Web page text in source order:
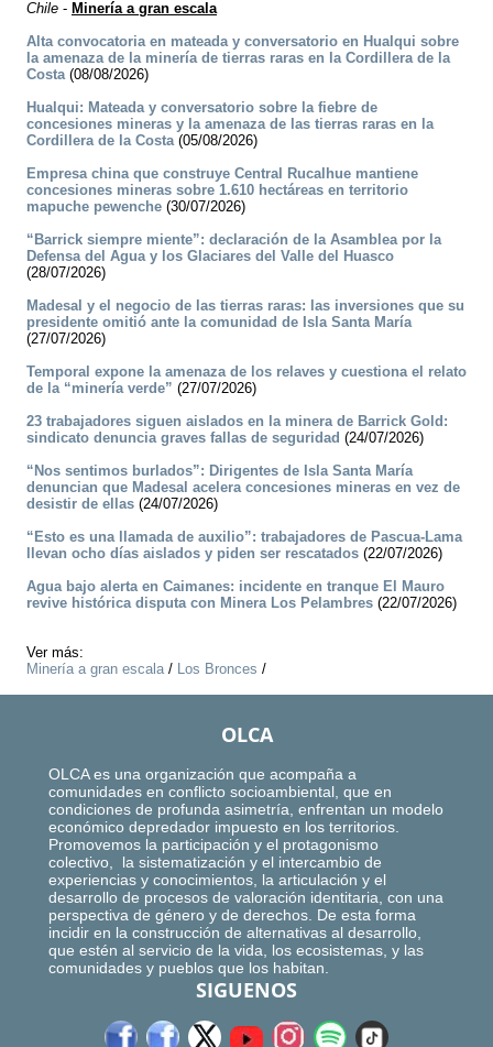
Chile - Minería a gran escala
Alta convocatoria en mateada y conversatorio en Hualqui sobre
la amenaza de la minería de tierras raras en la Cordillera de la
Costa(08/08/2026)
Hualqui: Mateada y conversatorio sobre la fiebre de
concesiones mineras y la amenaza de las tierras raras en la
Cordillera de la Costa(05/08/2026)
Empresa china que construye Central Rucalhue mantiene
concesiones mineras sobre 1.610 hectáreas en territorio
mapuche pewenche (30/07/2026)
“Barrick siempre miente”: declaración de la Asamblea por la
Defensa del Agua y los Glaciares del Valle del Huasco
(28/07/2026)
Madesal y el negocio de las tierras raras: las inversiones que su
presidente omitió ante la comunidad de Isla Santa María
(27/07/2026)
Temporal expone la amenaza de los relaves y cuestiona el relato
de la “minería verde” (27/07/2026)
23 trabajadores siguen aislados en la minera de Barrick Gold:
sindicato denuncia graves fallas de seguridad (24/07/2026)
“Nos sentimos burlados”: Dirigentes de Isla Santa María
denuncian que Madesal acelera concesiones mineras en vez de
desistir de ellas (24/07/2026)
“Esto es una llamada de auxilio”: trabajadores de Pascua-Lama
llevan ocho días aislados y piden ser rescatados (22/07/2026)
Agua bajo alerta en Caimanes: incidente en tranque El Mauro
revive histórica disputa con Minera Los Pelambres (22/07/2026)
Ver más:
Minería a gran escala/ Los Bronces /
OLCA
OLCA es una organización que acompaña a
comunidades en conflicto socioambiental, que en
condiciones de profunda asimetría, enfrentan un modelo
económico depredador impuesto en los territorios.
Promovemos la participación y el protagonismo
colectivo, la sistematización y el intercambio de
experiencias y conocimientos, la articulación y el
desarrollo de procesos de valoración identitaria, con una
perspectiva de género y de derechos. De esta forma
incidir en la construcción de alternativas al desarrollo,
que estén al servicio de la vida, los ecosistemas, y las
comunidades y pueblos que los habitan.
SIGUENOS